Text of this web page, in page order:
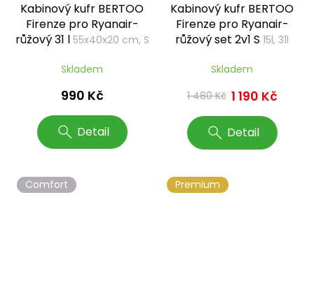
Kabinový kufr BERTOO
Firenze pro Ryanair-
růžový 31 l 55x40x20 cm, S
Skladem
990 Kč
Detail
Kabinový kufr BERTOO
Firenze pro Ryanair-
růžový set 2v1 S 15l, 31l
Skladem
1 480 Kč 1 190 Kč
Detail
Comfort Premium